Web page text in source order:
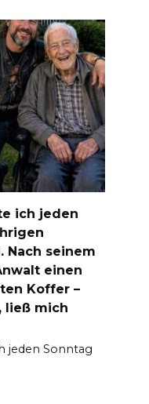
ich jeden
Nach seinem
einen
Koffer –
ließ mich
jeden Sonntag